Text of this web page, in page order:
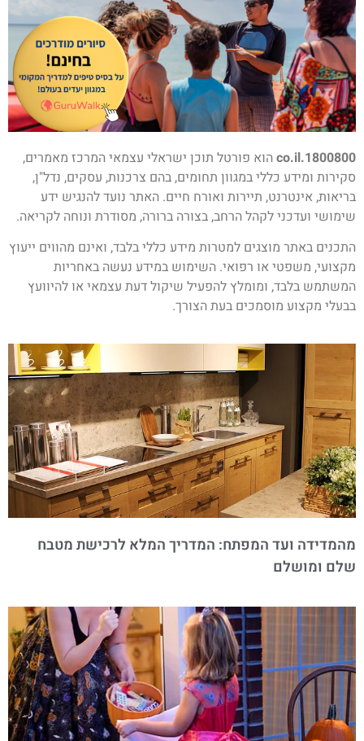
1800800.co.il
הוא פורטל תוכן ישראלי עצמאי המרכז מאמרים,
סקירות ומידע כללי במגוון תחומים, בהם צרכנות, עסקים, נדל"ן,
בריאות, אינטרנט, תיירות ואורח חיים. האתר נועד להנגיש ידע
שימושי ועדכני לקהל הרחב, בצורה ברורה, מסודרת ונוחה לקריאה.
התכנים באתר מוצגים למטרות מידע כללי בלבד, ואינם מהווים ייעוץ
מקצועי, משפטי או רפואי. השימוש במידע נעשה באחריות
המשתמש בלבד, ומומלץ להפעיל שיקול דעת עצמאי או להיוועץ
בבעלי מקצוע מוסמכים בעת הצורך.
מהמדידה ועד המפתח: המדריך המלא לרכישת מטבח
שלם ומושלם